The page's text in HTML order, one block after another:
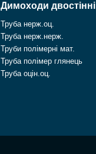
Димоходи двостінні
Труба нерж.оц.
Труба нерж.нерж.
Труби полімерні мат.
Труба полімер глянець
Труба оцін.оц.